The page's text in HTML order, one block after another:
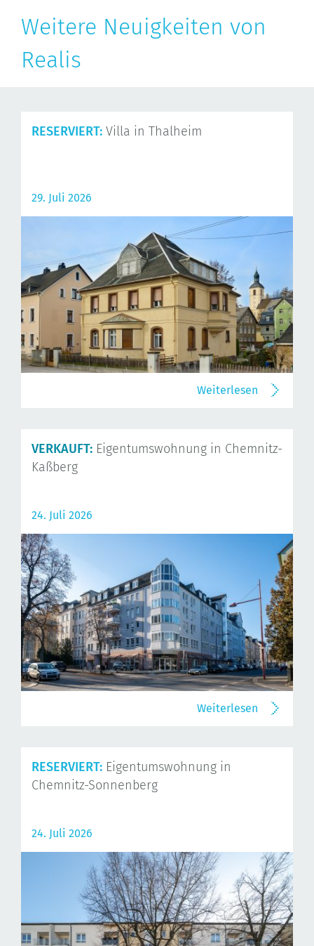
Weitere Neuigkeiten von
Realis
RESERVIERT: Villa in Thalheim
29. Juli 2026
Weiterlesen
VERKAUFT: Eigentumswohnung in Chemnitz-
Kaßberg
24. Juli 2026
Weiterlesen
RESERVIERT: Eigentumswohnung in
Chemnitz-Sonnenberg
24. Juli 2026